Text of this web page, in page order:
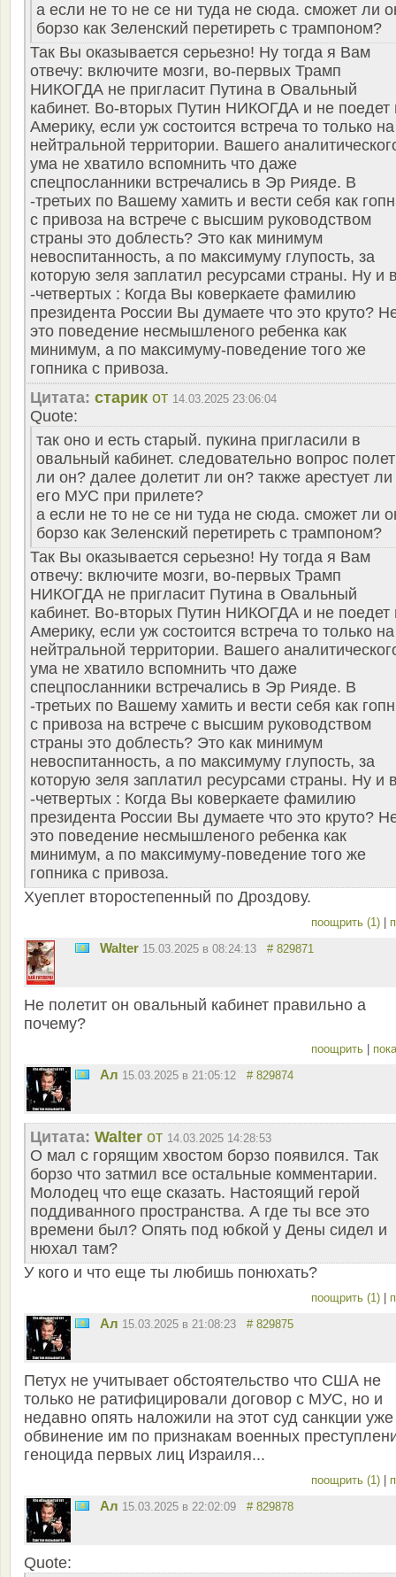
а если не то не се ни туда не сюда. сможет ли
борзо как Зеленский перетиреть с трампоном?
Так Вы оказывается серьезно! Ну тогда я Вам
отвечу: включите мозги, во-первых Трамп
НИКОГДА не пригласит Путина в Овальный
кабинет. Во-вторых Путин НИКОГДА и не поедет
Америку, если уж состоится встреча то только на
нейтральной территории. Вашего
ума не хватило вспомнить что даже
спецпосланники встречались в Эр Рияде. В
-третьих по Вашему хамить и вести себя как
с привоза на встрече с высшим руководством
страны это доблесть? Это как минимум
невоспитанность, а по максимуму глупость, за
которую зеля заплатил ресурсами страны. Ну и
-четвертых : Когда Вы коверкаете фамилию
президента России Вы думаете что это круто?
это поведение несмышленого ребенка как
минимум, а по максимуму-поведение того же
гопника с привоза.
Цитата: старик от 14.03.2025 23:06:04
Quote:
так оно и есть старый. пукина пригласили в
овальный кабинет. следовательно вопрос
ли он? далее долетит ли он? также арестует ли
его МУС при прилете?
а если не то не се ни туда не сюда. сможет ли
борзо как Зеленский перетиреть с трампоном?
Так Вы оказывается серьезно! Ну тогда я Вам
отвечу: включите мозги, во-первых Трамп
НИКОГДА не пригласит Путина в Овальный
кабинет. Во-вторых Путин НИКОГДА и не поедет
Америку, если уж состоится встреча то только на
нейтральной территории. Вашего
ума не хватило вспомнить что даже
спецпосланники встречались в Эр Рияде. В
-третьих по Вашему хамить и вести себя как
с привоза на встрече с высшим руководством
страны это доблесть? Это как минимум
невоспитанность, а по максимуму глупость, за
которую зеля заплатил ресурсами страны. Ну и
-четвертых : Когда Вы коверкаете фамилию
президента России Вы думаете что это круто?
это поведение несмышленого ребенка как
минимум, а по максимуму-поведение того же
гопника с привоза.
Хуеплет второстепенный по Дроздову.
поощрить (1)
Walter 15.03.2025 в 08:24:13 # 829871
Не полетит он овальный кабинет правильно а
почему?
поощрить
Ал 15.03.2025 в 21:05:12 # 829874
Цитата: Walter от 14.03.2025 14:28:53
О мал с горящим хвостом борзо появился. Так
борзо что затмил все остальные комментарии.
Молодец что еще сказать. Настоящий герой
поддиванного пространства. А где ты все это
времени был? Опять под юбкой у Дены сидел и
нюхал там?
У кого и что еще ты любишь понюхать?
поощрить (1)
Ал 15.03.2025 в 21:08:23 # 829875
Петух не учитывает обстоятельство что США не
только не ратифицировали договор с МУС, но и
недавно опять наложили на этот суд санкции уже
обвинение им по признакам военных
геноцида первых лиц Израиля...
поощрить (1)
Ал 15.03.2025 в 22:02:09 # 829878
Quote: